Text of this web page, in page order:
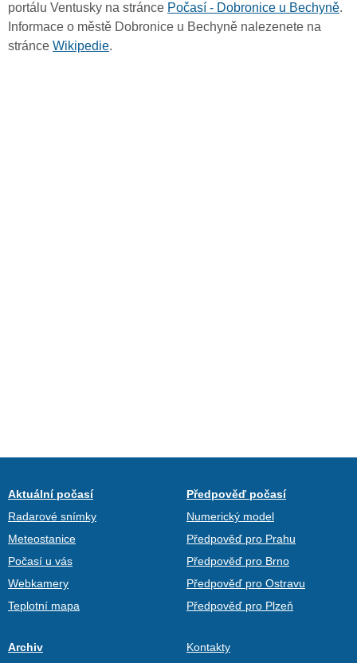
portálu Ventusky na stránce Počasí - Dobronice u Bechyně.
Informace o městě Dobronice u Bechyně nalezenete na
stránce Wikipedie.
Aktuální počasí
Radarové snímky
Meteostanice
Počasí u vás
Webkamery
Teplotní mapa
Předpověď počasí
Numerický model
Předpověď pro Prahu
Předpověď pro Brno
Předpověď pro Ostravu
Předpověď pro Plzeň
Archiv Kontakty